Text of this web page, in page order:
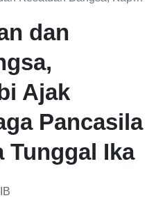
dan
Ajak
Pancasila
Tunggal Ika